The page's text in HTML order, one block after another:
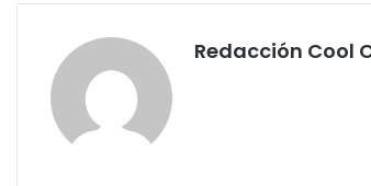
Redacción Cool